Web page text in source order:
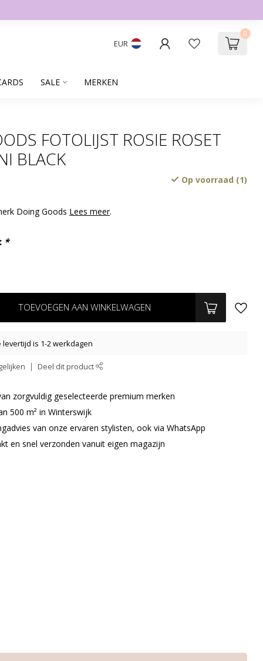
EUR
0
SALE MERKEN
FOTOLIJST ROSIE ROSET
BLACK
Op voorraad (1)
Doing Goods Lees meer.
*
TOEVOEGEN AAN WINKELWAGEN
levertijd is 1-2 werkdagen
Deel dit product
zorgvuldig geselecteerde premium merken
500 m² in Winterswijk
van onze ervaren stylisten, ook via WhatsApp
en snel verzonden vanuit eigen magazijn